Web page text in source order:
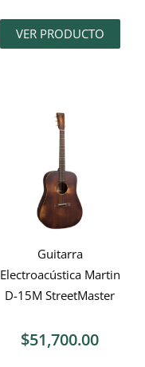
VER PRODUCTO
Guitarra
Electroacústica Martin
D-15M StreetMaster
$51,700.00